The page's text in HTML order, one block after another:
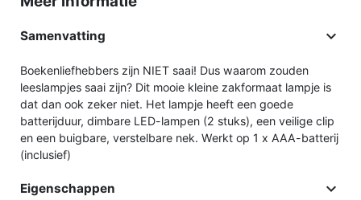
Samenvatting 
Boekenliefhebbers zijn NIET saai! Dus waarom zouden
leeslampjes saai zijn? Dit mooie kleine zakformaat lampje is
dat dan ook zeker niet. Het lampje heeft een goede
batterijduur, dimbare LED-lampen (2 stuks), een veilige clip
en een buigbare, verstelbare nek. Werkt op 1 x AAA-batterij
(inclusief)
Eigenschappen 